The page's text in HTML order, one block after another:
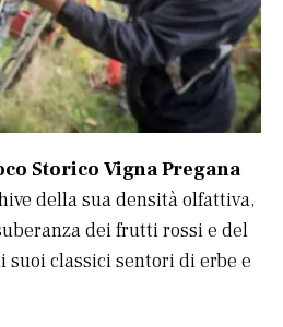
Storico Vigna Pregana
della sua densità olfattiva,
dei frutti rossi e del
suoi classici sentori di erbe e